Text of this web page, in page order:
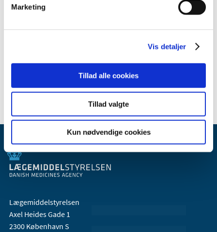
Marketing
Vis detaljer
Tillad alle cookies
Tillad valgte
Kun nødvendige cookies
2010 (7)
Lægemiddelstyrelsen
Axel Heides Gade 1
2300 København S